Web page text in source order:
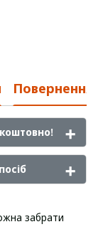
Повернення
забрати